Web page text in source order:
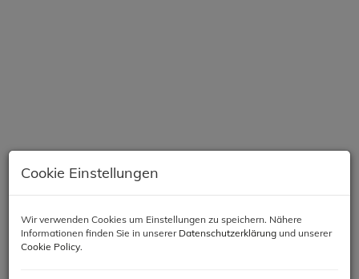
Beschreibung
Cookie Einstellungen
Wir verwenden Cookies um Einstellungen zu speichern. Nähere
Informationen finden Sie in unserer Datenschutzerklärung und unserer
Cookie Policy.